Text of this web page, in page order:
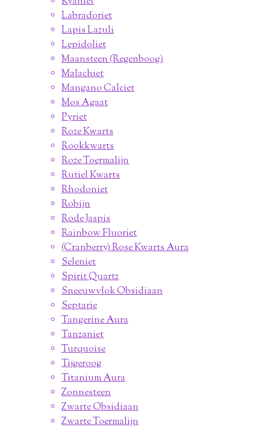
Labradoriet
Lapis Lazuli
Lepidoliet
Maansteen (Regenboog)
Malachiet
Mangano Calciet
Mos Agaat
Pyriet
Roze Kwarts
Rookkwarts
Roze Toermalijn
Rutiel Kwarts
Rhodoniet
Robijn
Rode Jaspis
Rainbow Fluoriet
(Cranberry) Rose Kwarts Aura
Seleniet
Spirit Quartz
Sneeuwvlok Obsidiaan
Septarie
Tangerine Aura
Tanzaniet
Turquoise
Tijgeroog
Titanium Aura
Zonnesteen
Zwarte Obsidiaan
Zwarte Toermalijn